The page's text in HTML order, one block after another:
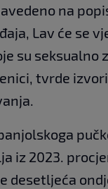
na
Lav će se
su seksualno
tvrde
iz 2023.
desetljeća